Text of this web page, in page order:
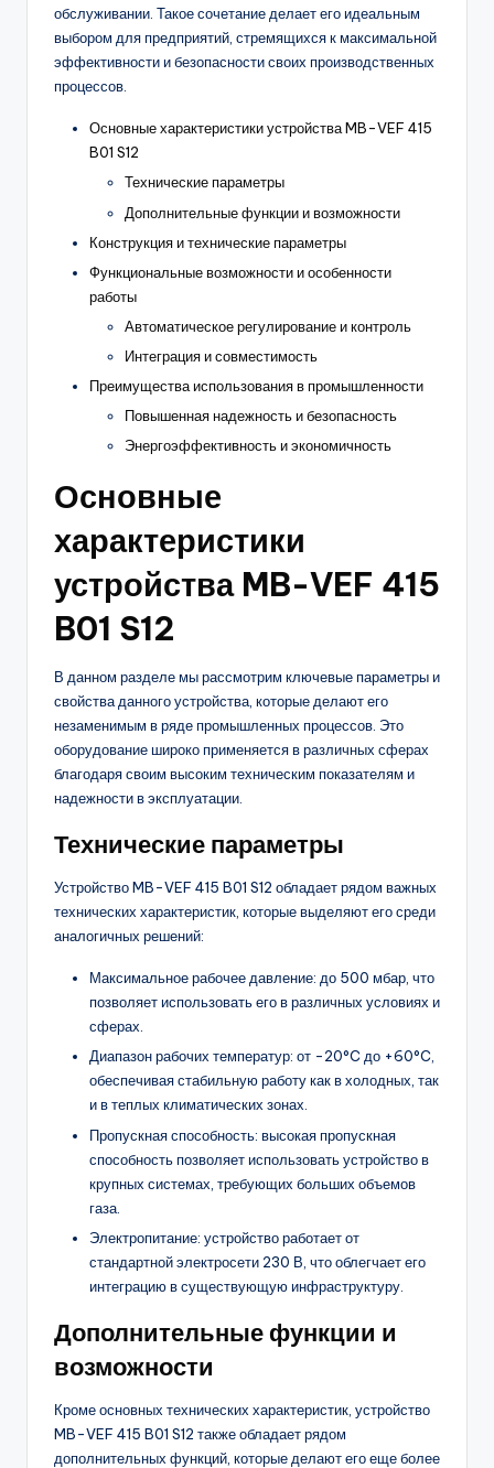
обслуживании. Такое сочетание делает его идеальным
выбором для предприятий, стремящихся к максимальной
эффективности и безопасности своих производственных
процессов.
Основные характеристики устройства MB-VEF 415
B01 S12
Технические параметры
Дополнительные функции и возможности
Конструкция и технические параметры
Функциональные возможности и особенности
работы
Автоматическое регулирование и контроль
Интеграция и совместимость
Преимущества использования в промышленности
Повышенная надежность и безопасность
Энергоэффективность и экономичность
Основные
характеристики
устройства MB-VEF 415
B01 S12
В данном разделе мы рассмотрим ключевые параметры и
свойства данного устройства, которые делают его
незаменимым в ряде промышленных процессов. Это
оборудование широко применяется в различных сферах
благодаря своим высоким техническим показателям и
надежности в эксплуатации.
Технические параметры
Устройство MB-VEF 415 B01 S12 обладает рядом важных
технических характеристик, которые выделяют его среди
аналогичных решений:
Максимальное рабочее давление: до 500 мбар, что
позволяет использовать его в различных условиях и
сферах.
Диапазон рабочих температур: от -20°C до +60°C,
обеспечивая стабильную работу как в холодных, так
и в теплых климатических зонах.
Пропускная способность: высокая пропускная
способность позволяет использовать устройство в
крупных системах, требующих больших объемов
газа.
Электропитание: устройство работает от
стандартной электросети 230 В, что облегчает его
интеграцию в существующую инфраструктуру.
Дополнительные функции и
возможности
Кроме основных технических характеристик, устройство
MB-VEF 415 B01 S12 также обладает рядом
дополнительных функций, которые делают его еще более